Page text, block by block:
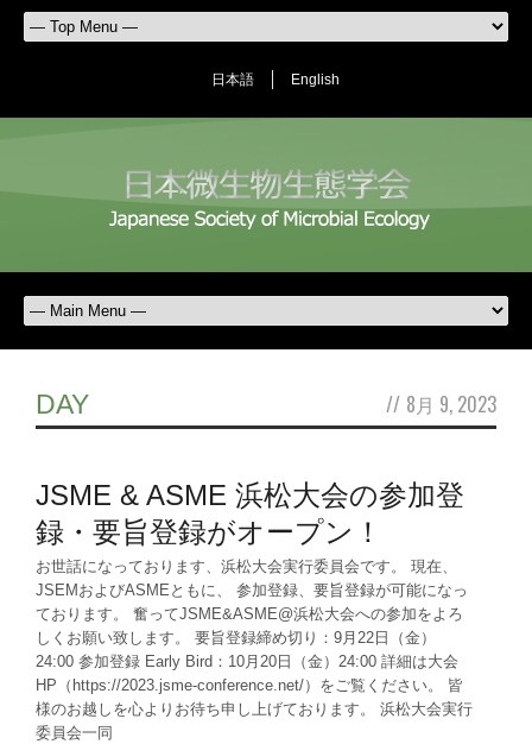
日本語 English
DAY // 8月 9, 2023
JSME & ASME 浜松大会の参加登
録・要旨登録がオープン！
お世話になっております、浜松大会実行委員会です。 現在、
JSEMおよびASMEともに、 参加登録、要旨登録が可能になっ
ております。 奮ってJSME&ASME@浜松大会への参加をよろ
しくお願い致します。 要旨登録締め切り：9月22日（金）
24:00 参加登録 Early Bird：10月20日（金）24:00 詳細は大会
HP（https://2023.jsme-conference.net/）をご覧ください。 皆
様のお越しを心よりお待ち申し上げております。 浜松大会実行
委員会一同